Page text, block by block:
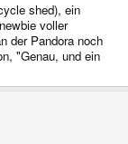
shed), ein
voller
der Pandora noch
"Genau, und ein